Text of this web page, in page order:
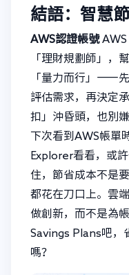
結語：智慧
AWS認證帳號AWS
「理財規劃師」，
「量力而行」——
評估需求，再決定
扣」沖昏頭，也別
下次看到AWS帳單
Explorer看看，或
住，節省成本不是
都花在刀口上。雲
做創新，而不是為
Savings Plans吧，
嗎？